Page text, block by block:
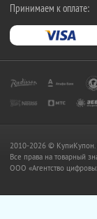
Принимаем к оплате:
2010-2026 ©
Все права на товарный
OOO «Агентство